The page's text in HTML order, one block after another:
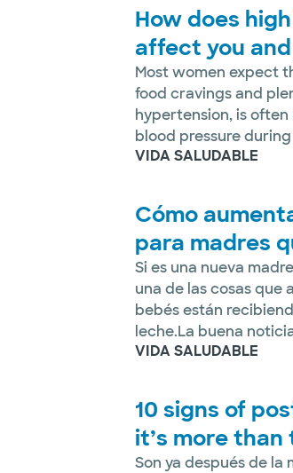
How does
affect you
Most women expect
food cravings and
hypertension, is
blood pressure
VIDA SALUDABLE
Cómo
para madres
Si es una nueva
una de las cosas que
bebés están
leche.La buena
VIDA SALUDABLE
10 signs of
it’s more
Son ya después de